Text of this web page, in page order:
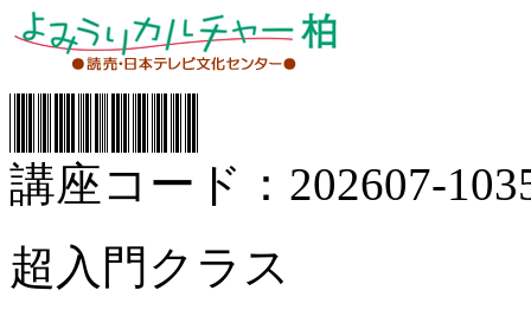
講座コード：202607-
超入門クラス